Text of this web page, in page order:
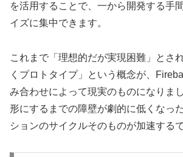
を活用することで、一から開発する手
イズに集中できます。
これまで「理想的だが実現困難」とさ
くプロトタイプ」という概念が、
み合わせによって現実のものになりま
形にするまでの障壁が劇的に低くなっ
ションのサイクルそのものが加速する